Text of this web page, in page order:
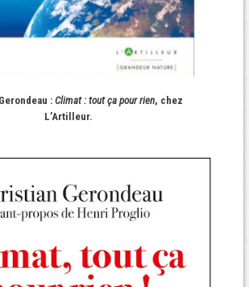
: Climat : tout ça pour rien, chez
L’Artilleur.